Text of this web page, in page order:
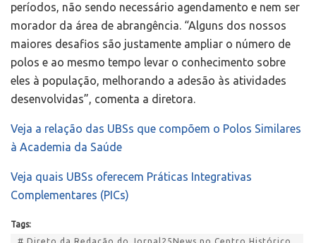
períodos, não sendo necessário agendamento e nem ser
morador da área de abrangência. “Alguns dos nossos
maiores desafios são justamente ampliar o número de
polos e ao mesmo tempo levar o conhecimento sobre
eles à população, melhorando a adesão às atividades
desenvolvidas”, comenta a diretora.
Veja a relação das UBSs que compõem o Polos Similares
à Academia da Saúde
Veja quais UBSs oferecem Práticas Integrativas
Complementares (PICs)
Tags: